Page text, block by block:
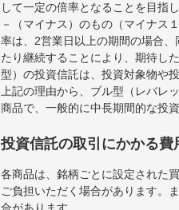
して一定の倍率となることを目指
－（マイナス）のもの（マイナス
率は、2営業日以上の期間の場合
たり継続することにより、期待し
型）の投資信託は、投資対象物や
上記の理由から、ブル型（レバレ
商品で、一般的に中長期間的な投
投資信託の取引にかかる費
各商品は、銘柄ごとに設定された
ご負担いただく場合があります。
合があります。